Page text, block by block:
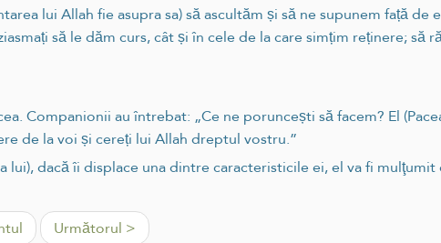
lui Allah fie asupra sa) să ascultăm și să ne supunem față de
să le dăm curs, cât și în cele de la care simțim reținere; să
Companionii au întrebat: „Ce ne poruncești să facem? El
de la voi și cereți lui Allah dreptul vostru.”
dacă îi displace una dintre caracteristicile ei, el va fi
Următorul >